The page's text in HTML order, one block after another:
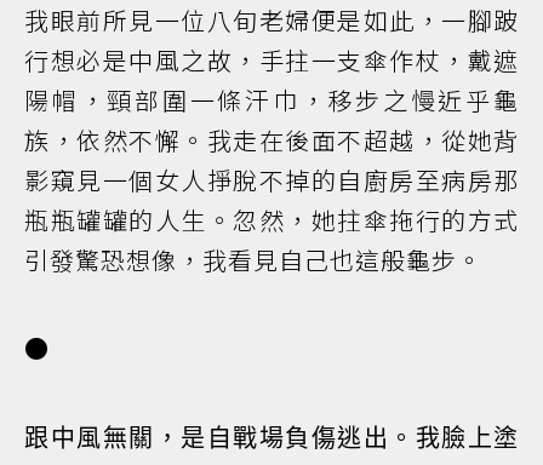
我眼前所見一位八旬老婦便是如此，一腳跛
行想必是中風之故，手拄一支傘作杖，戴遮
陽帽，頸部圍一條汗巾，移步之慢近乎龜
族，依然不懈。我走在後面不超越，從她背
影窺見一個女人掙脫不掉的自廚房至病房那
瓶瓶罐罐的人生。忽然，她拄傘拖行的方式
引發驚恐想像，我看見自己也這般龜步。
●
跟中風無關，是自戰場負傷逃出。我臉上塗